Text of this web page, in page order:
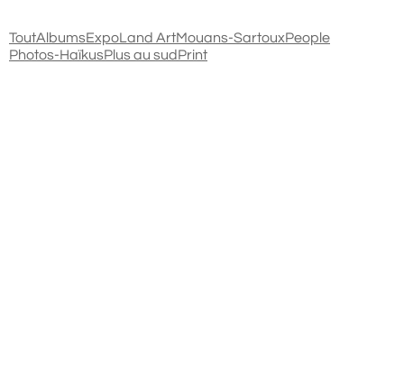
ToutAlbumsExpoLand ArtMouans-SartouxPeople
Photos-HaïkusPlus au sudPrint